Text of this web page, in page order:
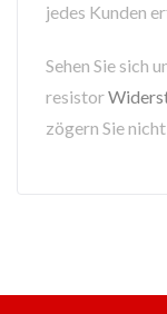
jedes Kunden
Sehen Sie sich
resistor
zögern Sie